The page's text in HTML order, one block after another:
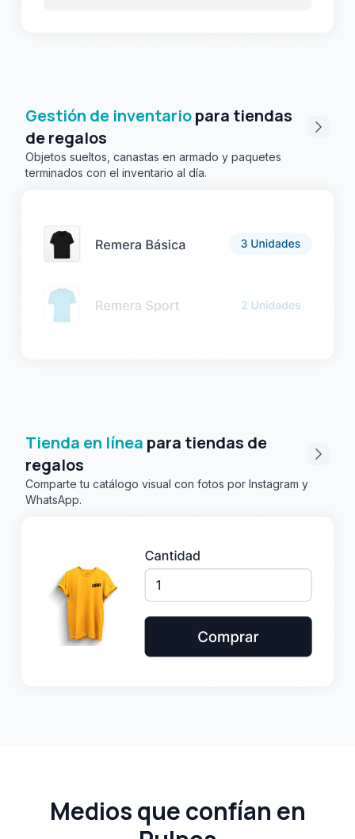
Gestión de inventariopara tiendas
de regalos
Objetos sueltos, canastas en armado y paquetes
terminados con el inventario al día.
Tienda en línea para tiendas de
regalos
Comparte tu catálogo visual con fotos por Instagram y
WhatsApp.
Medios que confían en